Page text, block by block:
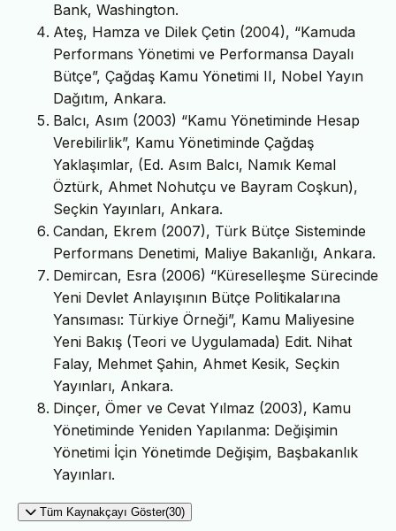
Bank, Washington.
Ateş, Hamza ve Dilek Çetin (2004), “Kamuda
Performans Yönetimi ve Performansa Dayalı
Bütçe”, Çağdaş Kamu Yönetimi II, Nobel Yayın
Dağıtım, Ankara.
Balcı, Asım (2003) “Kamu Yönetiminde Hesap
Verebilirlik”, Kamu Yönetiminde Çağdaş
Yaklaşımlar, (Ed. Asım Balcı, Namık Kemal
Öztürk, Ahmet Nohutçu ve Bayram Coşkun),
Seçkin Yayınları, Ankara.
Candan, Ekrem (2007), Türk Bütçe Sisteminde
Performans Denetimi, Maliye Bakanlığı, Ankara.
Demircan, Esra (2006) “Küreselleşme Sürecinde
Yeni Devlet Anlayışının Bütçe Politikalarına
Yansıması: Türkiye Örneği”, Kamu Maliyesine
Yeni Bakış (Teori ve Uygulamada) Edit. Nihat
Falay, Mehmet Şahin, Ahmet Kesik, Seçkin
Yayınları, Ankara.
Dinçer, Ömer ve Cevat Yılmaz (2003), Kamu
Yönetiminde Yeniden Yapılanma: Değişimin
Yönetimi İçin Yönetimde Değişim, Başbakanlık
Yayınları.
Tüm Kaynakçayı Göster(30)